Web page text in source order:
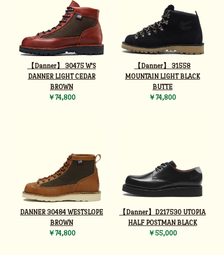
【Danner】 30475 W'S
DANNER LIGHT CEDAR
BROWN
￥74,800
【Danner】 31558
MOUNTAIN LIGHT BLACK
BUTTE
￥74,800
DANNER 30484 WESTSLOPE
BROWN
￥74,800
【Danner】D217530 UTOPIA
HALF POSTMAN BLACK
￥55,000